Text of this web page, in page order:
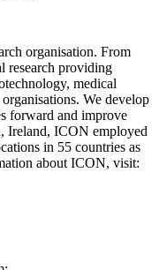
organisation. From
research providing
medical
We develop
forward and improve
Ireland, ICON employed
in 55 countries as
about ICON, visit: